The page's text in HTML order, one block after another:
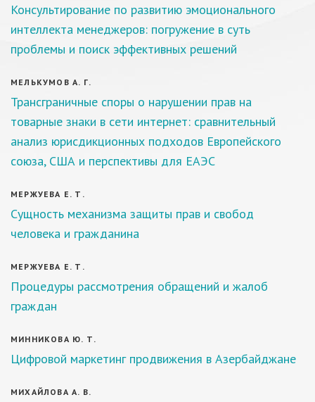
Консультирование по развитию эмоционального
интеллекта менеджеров: погружение в суть
проблемы и поиск эффективных решений
МЕЛЬКУМОВ А. Г.
Трансграничные споры о нарушении прав на
товарные знаки в сети интернет: сравнительный
анализ юрисдикционных подходов Европейского
союза, США и перспективы для ЕАЭС
МЕРЖУЕВА Е. Т.
Сущность механизма защиты прав и свобод
человека и гражданина
МЕРЖУЕВА Е. Т.
Процедуры рассмотрения обращений и жалоб
граждан
МИННИКОВА Ю. Т.
Цифровой маркетинг продвижения в Азербайджане
МИХАЙЛОВА А. В.